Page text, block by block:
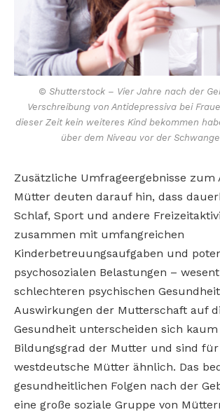
© Shutterstock – Vier Jahre nach der
Verschreibung von Antidepressiva bei
dieser Zeit kein weiteres Kind bekommen
über dem Niveau vor der
Zusätzliche Umfrageergebnisse zum
Mütter deuten darauf hin, dass
Schlaf, Sport und andere
zusammen mit umfangreichen
Kinderbetreuungsaufgaben und
psychosozialen Belastungen –
schlechteren psychischen
Auswirkungen der Mutterschaft auf
Gesundheit unterscheiden sich kaum
Bildungsgrad der Mutter und sind
westdeutsche Mütter ähnlich. Das
gesundheitlichen Folgen nach der
eine große soziale Gruppe von